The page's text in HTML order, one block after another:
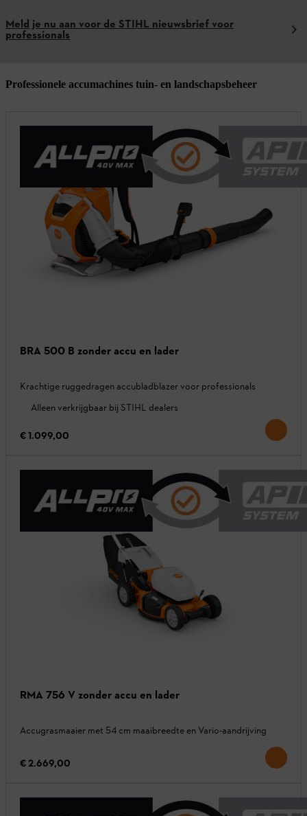
Meld je nu aan voor de STIHL nieuwsbrief voor
professionals
Professionele accumachines tuin- en landschapsbeheer
BRA 500 B zonder accu en lader
Krachtige ruggedragen accubladblazer voor professionals
Alleen verkrijgbaar bij STIHL dealers
€ 1.099,00
RMA 756 V zonder accu en lader
Accugrasmaaier met 54 cm maaibreedte en Vario-aandrijving
€ 2.669,00